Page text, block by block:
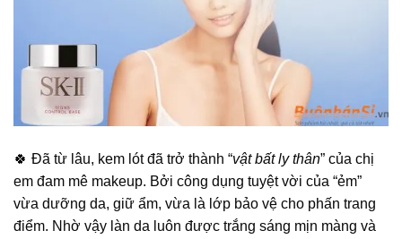
🍀 Đã từ lâu, kem lót đã trở thành “vật bất ly thân” của chị
em đam mê makeup. Bởi công dụng tuyệt vời của “ẻm”
vừa dưỡng da, giữ ẩm, vừa là lớp bảo vệ cho phấn trang
điểm. Nhờ vậy làn da luôn được trắng sáng mịn màng và